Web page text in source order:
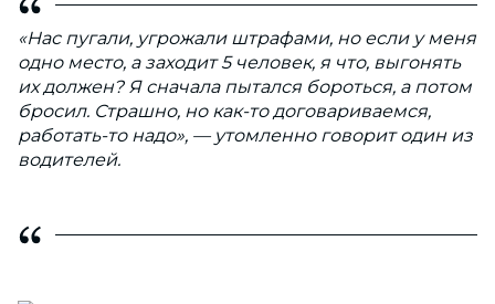
«Нас пугали, угрожали штрафами, но если у меня
одно место, а заходит 5 человек, я что, выгонять
их должен? Я сначала пытался бороться, а потом
бросил. Страшно, но как-то договариваемся,
работать-то надо», — утомленно говорит один из
водителей.